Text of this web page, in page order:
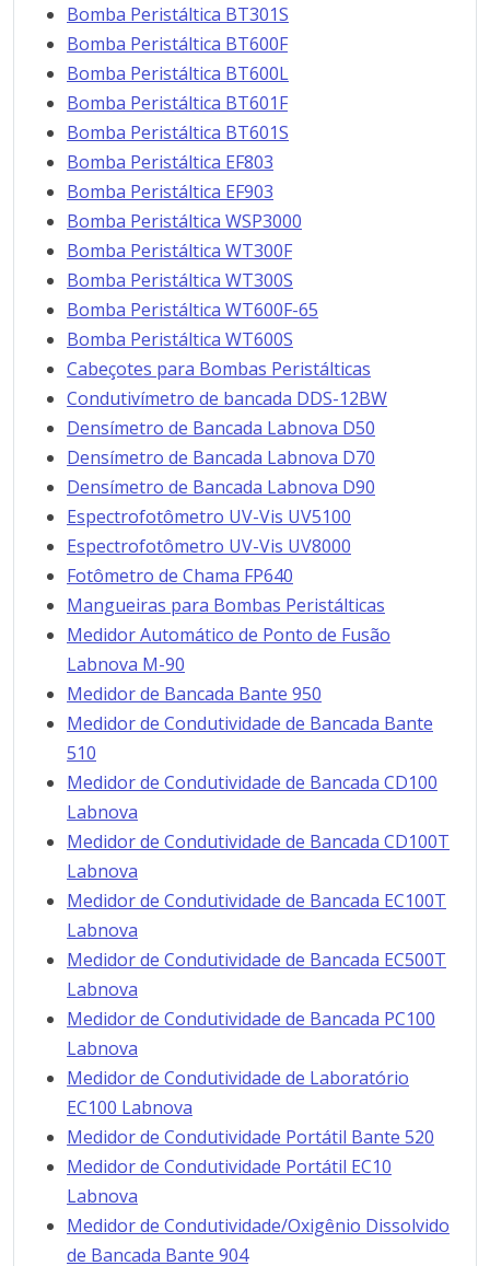
Bomba Peristáltica BT301S
Bomba Peristáltica BT600F
Bomba Peristáltica BT600L
Bomba Peristáltica BT601F
Bomba Peristáltica BT601S
Bomba Peristáltica EF803
Bomba Peristáltica EF903
Bomba Peristáltica WSP3000
Bomba Peristáltica WT300F
Bomba Peristáltica WT300S
Bomba Peristáltica WT600F-65
Bomba Peristáltica WT600S
Cabeçotes para Bombas Peristálticas
Condutivímetro de bancada DDS-12BW
Densímetro de Bancada Labnova D50
Densímetro de Bancada Labnova D70
Densímetro de Bancada Labnova D90
Espectrofotômetro UV-Vis UV5100
Espectrofotômetro UV-Vis UV8000
Fotômetro de Chama FP640
Mangueiras para Bombas Peristálticas
Medidor Automático de Ponto de Fusão
Labnova M-90
Medidor de Bancada Bante 950
Medidor de Condutividade de Bancada Bante
510
Medidor de Condutividade de Bancada CD100
Labnova
Medidor de Condutividade de Bancada CD100T
Labnova
Medidor de Condutividade de Bancada EC100T
Labnova
Medidor de Condutividade de Bancada EC500T
Labnova
Medidor de Condutividade de Bancada PC100
Labnova
Medidor de Condutividade de Laboratório
EC100 Labnova
Medidor de Condutividade Portátil Bante 520
Medidor de Condutividade Portátil EC10
Labnova
Medidor de Condutividade/Oxigênio Dissolvido
de Bancada Bante 904